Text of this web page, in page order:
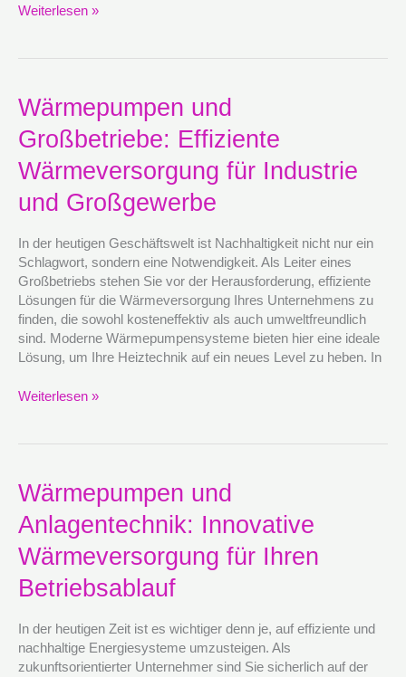
Weiterlesen »
Wärmepumpen und
Großbetriebe: Effiziente
Wärmeversorgung für Industrie
und Großgewerbe
In der heutigen Geschäftswelt ist Nachhaltigkeit nicht nur ein
Schlagwort, sondern eine Notwendigkeit. Als Leiter eines
Großbetriebs stehen Sie vor der Herausforderung, effiziente
Lösungen für die Wärmeversorgung Ihres Unternehmens zu
finden, die sowohl kosteneffektiv als auch umweltfreundlich
sind. Moderne Wärmepumpensysteme bieten hier eine ideale
Lösung, um Ihre Heiztechnik auf ein neues Level zu heben. In
Wärmepumpen
und
Großbetriebe:
Wärmeversorgung
für
Industrie
Großgewerbe
Weiterlesen »
Wärmepumpen und
Anlagentechnik: Innovative
Wärmeversorgung für Ihren
Betriebsablauf
In der heutigen Zeit ist es wichtiger denn je, auf effiziente und
nachhaltige Energiesysteme umzusteigen. Als
zukunftsorientierter Unternehmer sind Sie sicherlich auf der
Wärmepumpen
und
Anlagentechnik:
Innovative
Wärmeversorgung
für
Ihren